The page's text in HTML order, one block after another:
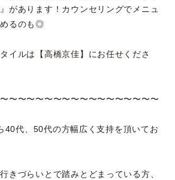
があります！カウンセリングでメニュ
めるのも◎
イルは【高橋京佳】にお任せくださ
〜〜〜〜〜〜〜〜〜〜〜〜〜〜〜〜〜
40代、50代の方幅広く支持を頂いてお
きづらいとで踏みとどまっている方、